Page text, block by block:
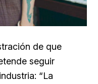
de que
seguir
“La